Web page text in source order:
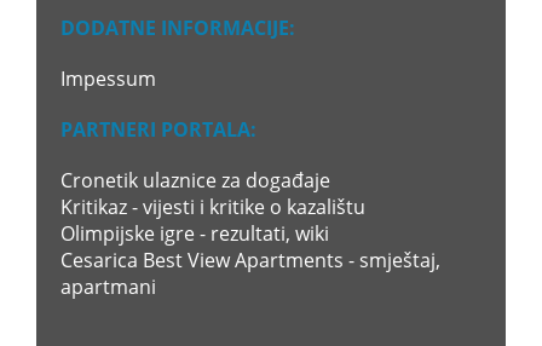
DODATNE INFORMACIJE:
Impessum
PARTNERI PORTALA:
Cronetik ulaznice za događaje
Kritikaz - vijesti i kritike o kazalištu
Olimpijske igre - rezultati, wiki
Cesarica Best View Apartments - smještaj,
apartmani